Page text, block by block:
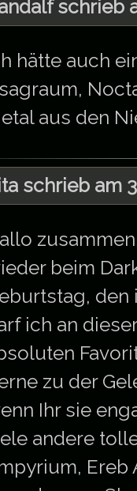
schrieb
hätte auch
aus den
schrieb am
beim
den
ich an
zu der
Ihr sie
andere
Ereb